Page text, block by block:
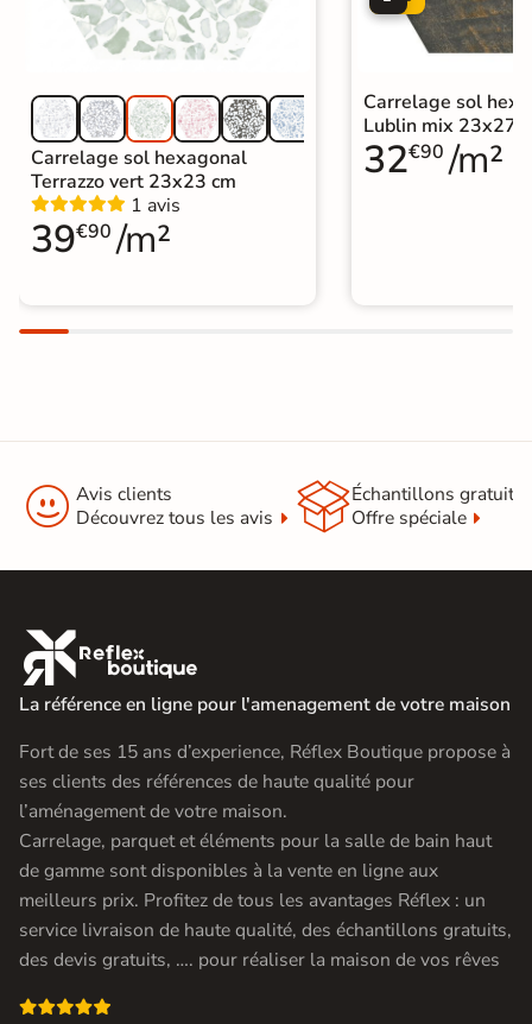
Carrelage sol hexagonal
Terrazzo vert 23x23 cm
1 avis
39€90 /m²
Carrelage sol
Lublin mix 23x27
32€90 /m²
 Avis clients
Découvrez tous les avis
Échantillons gratuit
Offre spéciale

La référence en ligne pour l'amenagement de votre maison
Fort de ses 15 ans d’experience, Réflex Boutique propose à
ses clients des références de haute qualité pour
l’aménagement de votre maison.
Carrelage, parquet et éléments pour la salle de bain haut
de gamme sont disponibles à la vente en ligne aux
meilleurs prix. Profitez de tous les avantages Réflex : un
service livraison de haute qualité, des échantillons gratuits,
des devis gratuits, …. pour réaliser la maison de vos rêves
